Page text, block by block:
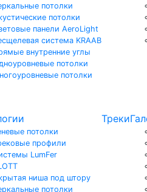
потолки
потолки
панели AeroLight
система KRAAB
внутренние углы
потолки
потолки
потолки
профили
LumFer
ниша под штору
потолки
Треки